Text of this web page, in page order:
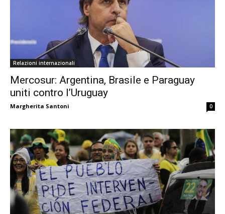
Relazioni internazionali
Mercosur: Argentina, Brasile e Paraguay
uniti contro l’Uruguay
Margherita Santoni 0